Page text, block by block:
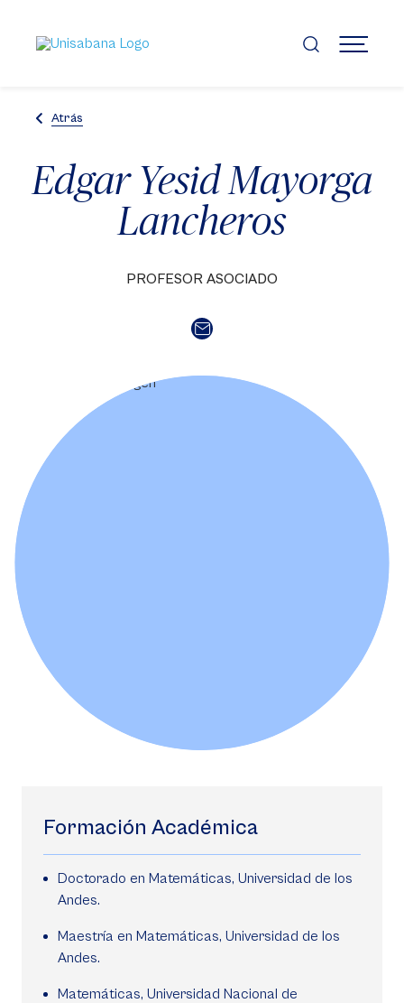
contenido
principal
MENÚ
Atrás
Edgar Yesid Mayorga
Lancheros
PROFESOR ASOCIADO
Formación Académica
Doctorado en Matemáticas, Universidad de los
Andes.
Maestría en Matemáticas, Universidad de los
Andes.
Matemáticas, Universidad Nacional de